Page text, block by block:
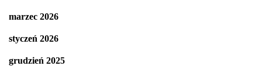
marzec 2026
styczeń 2026
grudzień 2025